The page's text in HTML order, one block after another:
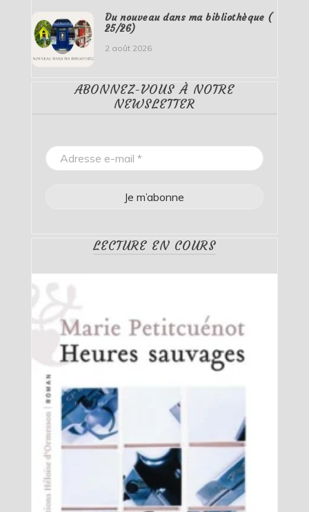
Du nouveau dans ma bibliothèque (
25/26)
2 août 2026
ABONNEZ-VOUS À NOTRE
NEWSLETTER
LECTURE EN COURS